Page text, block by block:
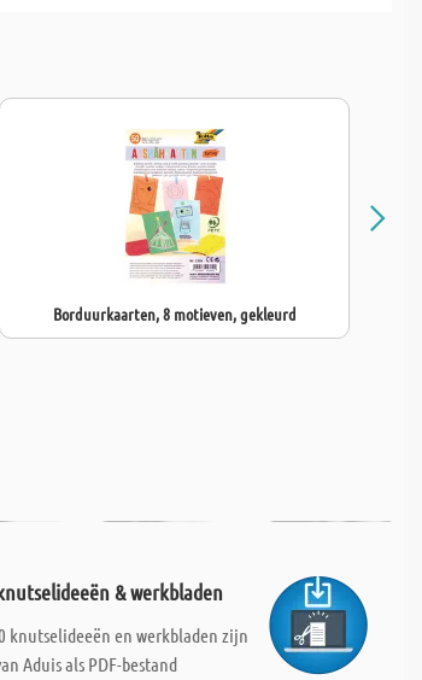
Borduurkaarten, 8 motieven, gekleurd
& werkbladen
knutselideeën en werkbladen zijn
Aduis als PDF-bestand